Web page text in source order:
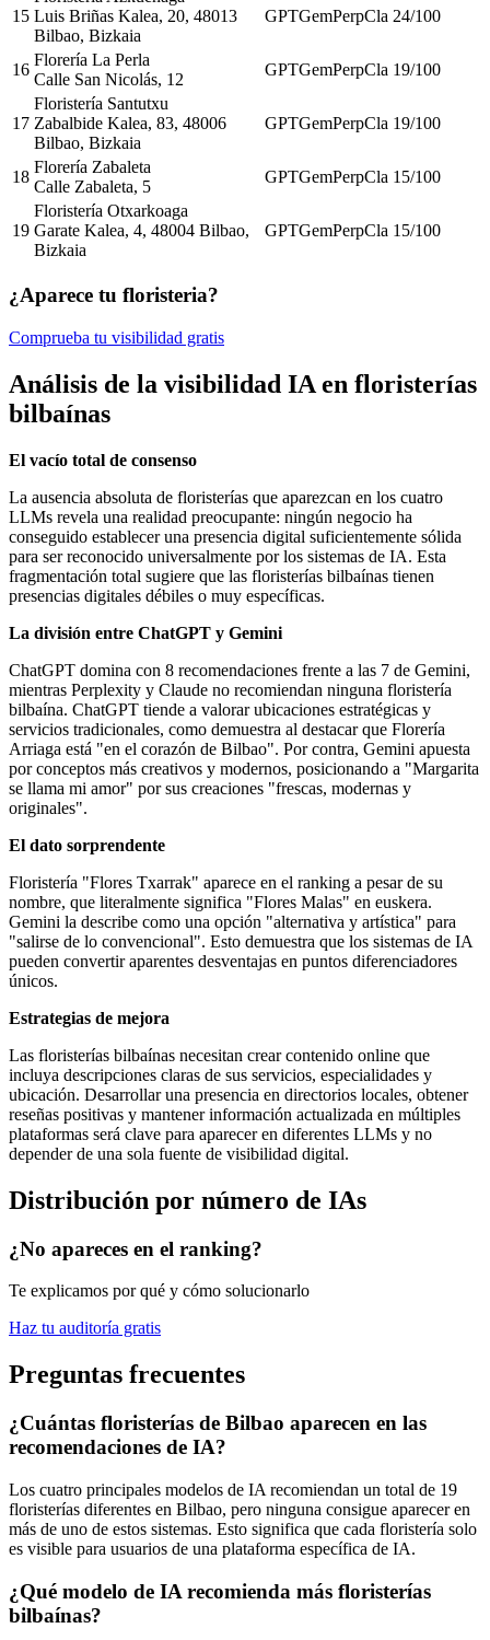
15 Luis Briñas Kalea, 20, 48013
Bilbao, Bizkaia
GPTGemPerpCla 24/100
16
Florería La Perla
Calle San Nicolás, 12
GPTGemPerpCla 19/100
17
Floristería Santutxu
Zabalbide Kalea, 83, 48006
Bilbao, Bizkaia
GPTGemPerpCla 19/100
18
Florería Zabaleta
Calle Zabaleta, 5
GPTGemPerpCla 15/100
19
Floristería Otxarkoaga
Garate Kalea, 4, 48004 Bilbao,
Bizkaia
GPTGemPerpCla 15/100
¿Aparece tu floristeria?
Comprueba tu visibilidad gratis
Análisis de la visibilidad IA en floristerías
bilbaínas
El vacío total de consenso
La ausencia absoluta de floristerías que aparezcan en los cuatro
LLMs revela una realidad preocupante: ningún negocio ha
conseguido establecer una presencia digital suficientemente sólida
para ser reconocido universalmente por los sistemas de IA. Esta
fragmentación total sugiere que las floristerías bilbaínas tienen
presencias digitales débiles o muy específicas.
La división entre ChatGPT y Gemini
ChatGPT domina con 8 recomendaciones frente a las 7 de Gemini,
mientras Perplexity y Claude no recomiendan ninguna floristería
bilbaína. ChatGPT tiende a valorar ubicaciones estratégicas y
servicios tradicionales, como demuestra al destacar que Florería
Arriaga está "en el corazón de Bilbao". Por contra, Gemini apuesta
por conceptos más creativos y modernos, posicionando a "Margarita
se llama mi amor" por sus creaciones "frescas, modernas y
originales".
El dato sorprendente
Floristería "Flores Txarrak" aparece en el ranking a pesar de su
nombre, que literalmente significa "Flores Malas" en euskera.
Gemini la describe como una opción "alternativa y artística" para
"salirse de lo convencional". Esto demuestra que los sistemas de IA
pueden convertir aparentes desventajas en puntos diferenciadores
únicos.
Estrategias de mejora
Las floristerías bilbaínas necesitan crear contenido online que
incluya descripciones claras de sus servicios, especialidades y
ubicación. Desarrollar una presencia en directorios locales, obtener
reseñas positivas y mantener información actualizada en múltiples
plataformas será clave para aparecer en diferentes LLMs y no
depender de una sola fuente de visibilidad digital.
Distribución por número de IAs
¿No apareces en el ranking?
Te explicamos por qué y cómo solucionarlo
Haz tu auditoría gratis
Preguntas frecuentes
¿Cuántas floristerías de Bilbao aparecen en las
recomendaciones de IA?
Los cuatro principales modelos de IA recomiendan un total de 19
floristerías diferentes en Bilbao, pero ninguna consigue aparecer en
más de uno de estos sistemas. Esto significa que cada floristería solo
es visible para usuarios de una plataforma específica de IA.
¿Qué modelo de IA recomienda más floristerías
bilbaínas?